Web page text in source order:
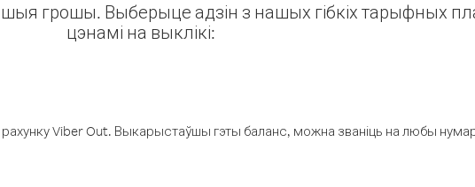
грошы. Выберыце адзін з нашых гібкіх тарыфных
цэнамі на выклікі:
Viber Out. Выкарыстаўшы гэты баланс, можна званіць на любы